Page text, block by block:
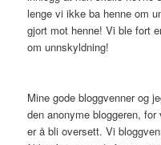
lenge vi ikke ba henne om
gjort mot henne! Vi ble fort
om unnskyldning!
Mine gode bloggvenner og
den anonyme bloggeren,
er å bli oversett. Vi